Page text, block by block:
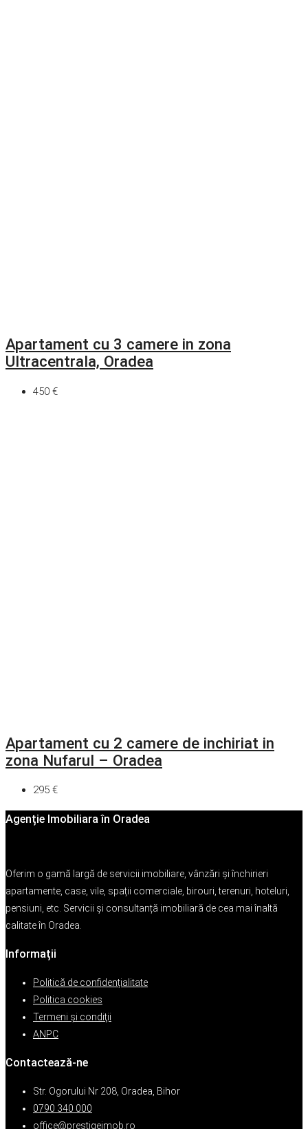
Apartament cu 3 camere in zona
Ultracentrala, Oradea
450 €
Apartament cu 2 camere de inchiriat in
zona Nufarul – Oradea
295 €
Agenție Imobiliara în Oradea
Oferim o gamă largă de servicii imobiliare, vânzări și închirieri
apartamente, case, vile, spații comerciale, birouri, terenuri, hoteluri,
pensiuni, etc. Servicii și consultanță imobiliară de cea mai înaltă
calitate în Oradea.
Informații
Politică de confidențialitate
Politica cookies
Termeni şi condiţii
ANPC
Contactează-ne
Str. Ogorului Nr 208, Oradea, Bihor
0790 340 000
office@prestigeimob.ro